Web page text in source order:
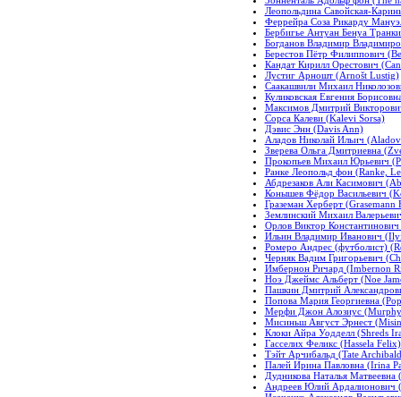
Леопольдина Савойская-
Феррейра Соза Рикарду
Бербигье Антуан Бенуа
Богданов Владимир
Берестов Пётр Филиппович
Кандат Кирилл Орестович
Лустиг Арношт (Arnošt Lustig)
Саакашвили Михаил
Куликовская Евгения
Максимов Дмитрий
Сорса Калеви (Kalevi Sorsa)
Дэвис Энн (Davis Ann)
Аладов Николай Ильич
Зверева Ольга Дмитриевна
Прокопьев Михаил Юрьевич
Ранке Леопольд фон (Ranke,
Абдрезаков Али Касимович
Конышев Фёдор Васильевич
Граземан Херберт (Grasemann
Землинский Михаил
Орлов Виктор
Ильин Владимир Иванович
Ромеро Андрес (футболист)
Черняк Вадим Григорьевич
Имбернон Ричард (Imbernon
Ноэ Джеймс Альберт (Noe
Пашкин Дмитрий
Попова Мария Георгиевна
Мерфи Джон Алозиус (Murphy
Мисиньш Август Эрнест
Клоки Айра Уодделл (Shreds
Гасселих Феликс (Hassela Felix)
Тэйт Арчибальд (Tate
Палей Ирина Павловна (Irina
Дудникова Наталья
Андреев Юлий Ардалионович